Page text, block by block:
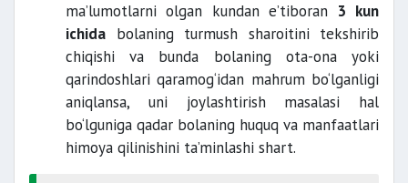
ma’lumotlarni olgan kundan e’tiboran 3 kun
ichida bolaning turmush sharoitini tekshirib
chiqishi va bunda bolaning ota-ona yoki
qarindoshlari qaramog‘idan mahrum bo‘lganligi
aniqlansa, uni joylashtirish masalasi hal
bo‘lguniga qadar bolaning huquq va manfaatlari
himoya qilinishini ta’minlashi shart.